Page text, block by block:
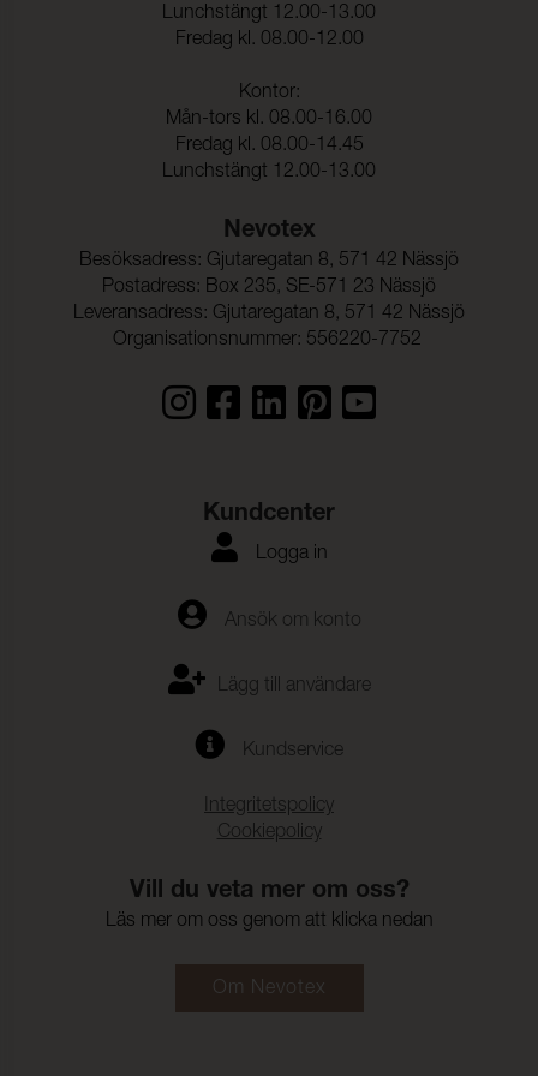
Lunchstängt 12.00-13.00
Fredag kl. 08.00-12.00
Kontor:
Mån-tors kl. 08.00-16.00
Fredag kl. 08.00-14.45
Lunchstängt 12.00-13.00
Nevotex
Besöksadress: Gjutaregatan 8, 571 42 Nässjö
Postadress: Box 235, SE-571 23 Nässjö
Leveransadress: Gjutaregatan 8, 571 42 Nässjö
Organisationsnummer: 556220-7752
Kundcenter
Logga in
Ansök om konto
Lägg till användare
Kundservice
Integritetspolicy
Cookiepolicy
Vill du veta mer om oss?
Läs mer om oss genom att klicka nedan
Om Nevotex